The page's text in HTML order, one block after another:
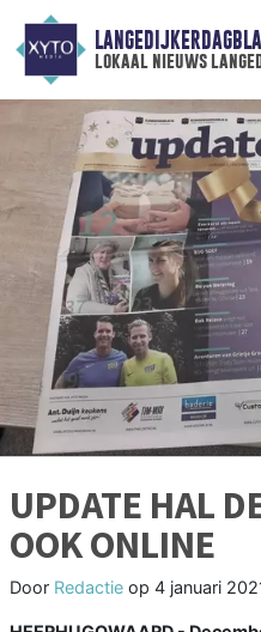
lokaal nieuws
UPDATE HAL
OOK ONLINE
Door Redactie op 4 januari